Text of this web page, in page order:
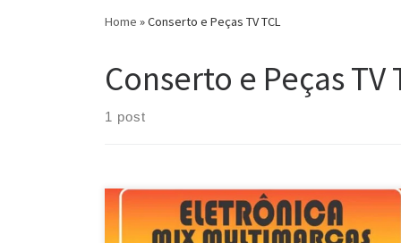
Home »Conserto e Peças TV TCL
Conserto e Peças TV
1 post